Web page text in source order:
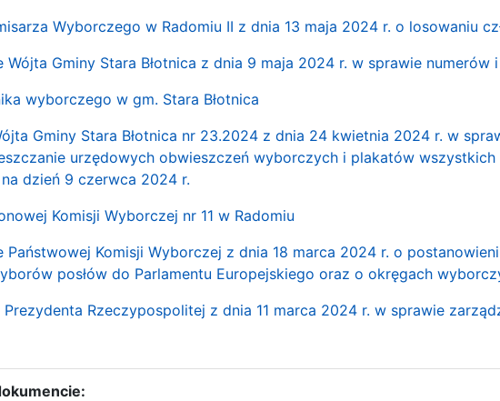
Wyborczego w Radomiu II z dnia 13 maja 2024 r. o losowaniu
Wójta Gminy Stara Błotnica z dnia 9 maja 2024 r. w sprawie
wyborczego w gm. Stara Błotnica
Gminy Stara Błotnica nr 23.2024 z dnia 24 kwietnia 2024 r. w
urzędowych obwieszczeń wyborczych i plakatów
dzień 9 czerwca 2024 r.
Komisji Wyborczej nr 11 w Radomiu
Państwowej Komisji Wyborczej z dnia 18 marca 2024 r. o
posłów do Parlamentu Europejskiego oraz o okręgach
Prezydenta Rzeczypospolitej z dnia 11 marca 2024 r. w sprawie